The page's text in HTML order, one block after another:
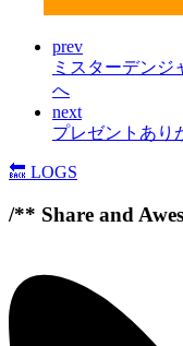
まし
prev
ミスターデン
へ
next
プレゼントあり
🔙 LOGS
/** Share and